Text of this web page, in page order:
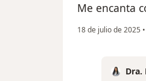
Me encanta
18 de julio de 2025 •
Dra.